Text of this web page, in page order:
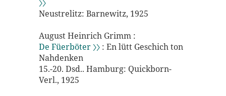
〉〉
Neustrelitz: Barnewitz, 1925
August Heinrich Grimm :
De Füerböter 〉〉 : En lütt Geschich ton
Nahdenken
15.-20. Dsd.. Hamburg: Quickborn-
Verl., 1925